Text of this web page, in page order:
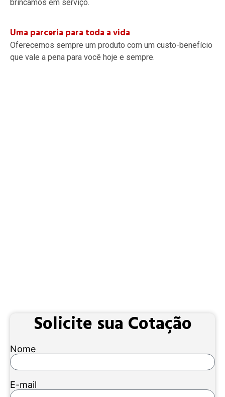
brincamos em serviço.
Uma parceria para toda a vida
Oferecemos sempre um produto com um custo-benefício
que vale a pena para você hoje e sempre.
Solicite sua Cotação
Nome
E-mail